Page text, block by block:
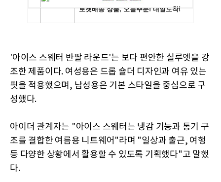
'아이스 스웨터 반팔 라운드'는 보다 편안한 실루엣을 강
조한 제품이다. 여성용은 드롭 숄더 디자인과 여유 있는
핏을 적용했으며, 남성용은 기본 스타일을 중심으로 구
성했다.
아이더 관계자는 "아이스 스웨터는 냉감 기능과 통기 구
조를 결합한 여름용 니트웨어"라며 "일상과 출근, 여행
등 다양한 상황에서 활용할 수 있도록 기획했다"고 말했
다.